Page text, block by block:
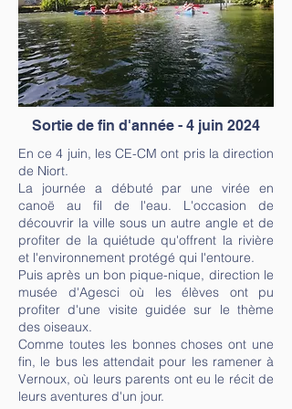
Sortie de fin d'année - 4 juin 2024
En ce 4 juin, les CE-CM ont pris la direction
de Niort.
La journée a débuté par une virée en
canoë au fil de l'eau. L'occasion de
découvrir la ville sous un autre angle et de
profiter de la quiétude qu'offrent la rivière
et l'environnement protégé qui l'entoure.
Puis après un bon pique-nique, direction le
musée d'Agesci où les élèves ont pu
profiter d'une visite guidée sur le thème
des oiseaux.
Comme toutes les bonnes choses ont une
fin, le bus les attendait pour les ramener à
Vernoux, où leurs parents ont eu le récit de
leurs aventures d'un jour.